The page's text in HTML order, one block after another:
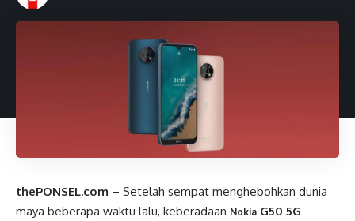
thePONSEL.com – Setelah sempat menghebohkan dunia
maya beberapa waktu lalu, keberadaan Nokia G50 5G